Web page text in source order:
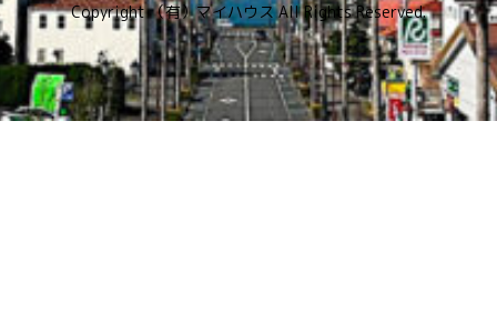
Copyright （有）マイハウス All Rights Reserved.